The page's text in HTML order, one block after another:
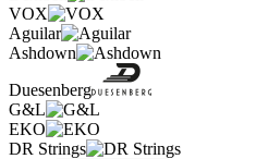
VOX
Aguilar
Ashdown
Duesenberg
G&L
EKO
DR Strings